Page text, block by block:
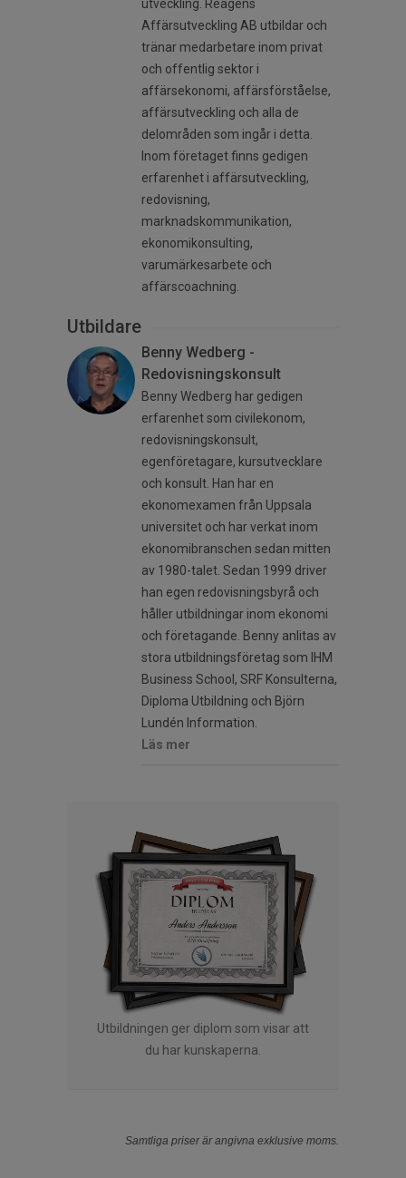
utveckling. Reagens
Affärsutveckling AB utbildar och
tränar medarbetare inom privat
och offentlig sektor i
affärsekonomi, affärsförståelse,
affärsutveckling och alla de
delområden som ingår i detta.
Inom företaget finns gedigen
erfarenhet i affärsutveckling,
redovisning,
marknadskommunikation,
ekonomikonsulting,
varumärkesarbete och
affärscoachning.
Utbildare
Benny Wedberg -
Redovisningskonsult
Benny Wedberg har gedigen
erfarenhet som civilekonom,
redovisningskonsult,
egenföretagare, kursutvecklare
och konsult. Han har en
ekonomexamen från Uppsala
universitet och har verkat inom
ekonomibranschen sedan mitten
av 1980-talet. Sedan 1999 driver
han egen redovisningsbyrå och
håller utbildningar inom ekonomi
och företagande. Benny anlitas av
stora utbildningsföretag som IHM
Business School, SRF Konsulterna,
Diploma Utbildning och Björn
Lundén Information.
Läs mer
Utbildningen ger diplom som visar att
du har kunskaperna.
Samtliga priser är angivna exklusive moms.